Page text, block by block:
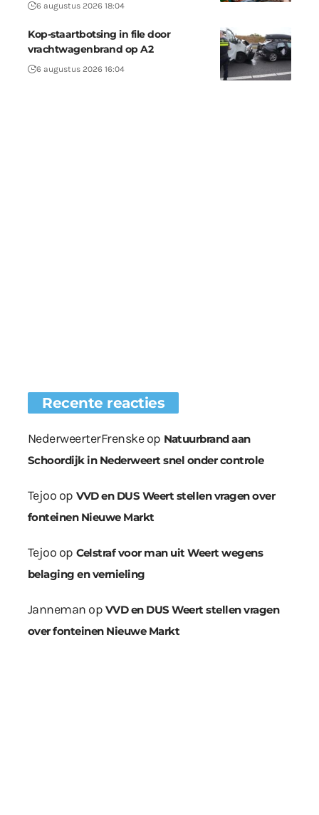
6 augustus 2026 18:04
Kop-staartbotsing in file door
vrachtwagenbrand op A2
6 augustus 2026 16:04
Recente reacties
NederweerterFrenskeop Natuurbrand aan
Schoordijk in Nederweert snel onder controle
Tejoo op VVD en DUS Weert stellen vragen over
fonteinen Nieuwe Markt
Tejoo op Celstraf voor man uit Weert wegens
belaging en vernieling
Janneman op VVD en DUS Weert stellen vragen
over fonteinen Nieuwe Markt